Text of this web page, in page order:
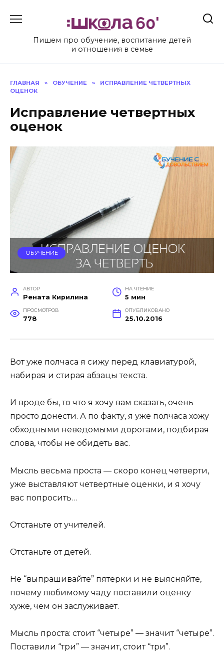
Пишем про обучение, воспитание детей
и отношения в семье
ГЛАВНАЯ » ОБУЧЕНИЕ »
ИСПРАВЛЕНИЕ ЧЕТВЕРТНЫХ
ОЦЕНОК
Исправление четвертных
оценок
ОБУЧЕНИЕ
АВТОР
Рената Кирилина
НА ЧТЕНИЕ
5 мин
ПРОСМОТРОВ
778
ОПУБЛИКОВАНО
25.10.2016
Вот уже полчаса я сижу перед клавиатурой,
набирая и стирая абзацы текста.
И вроде бы, то что я хочу вам сказать, очень
просто донести. А по факту, я уже полчаса хожу
обходными неведомыми дорогами, подбирая
слова, чтобы не обидеть вас.
Мысль весьма проста — скоро конец четверти,
уже выставляют четвертные оценки, и я хочу
вас попросить…
Отстаньте от учителей.
Отстаньте от детей.
Не “выпрашивайте” пятерки и не выясняйте,
почему любимому чаду поставили оценку
хуже, чем он заслуживает.
Мысль проста: стоит “четыре” — значит “четыре”.
Поставили “три” — значит, стоит “три”.